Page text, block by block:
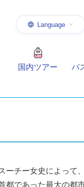
Language
国内ツアー バ
チー女史によって
都であった最大の都